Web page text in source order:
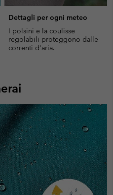
Dettagli per ogni meteo
I polsini e la coulisse
regolabili proteggono dalle
correnti d'aria.